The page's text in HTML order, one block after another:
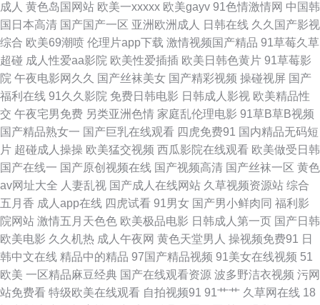
情深爱网 日本免费网站 天堂av影院 91抖音 AVAV变态 成人午夜伦理 国内自
拍97超碰 玖玖在线视频 日韩深夜视频 亚洲三级片另类 91激情网 99热香港
成人岛国网站 激情另类小说 欧美成人淫B网 深夜福利传媒精品 中日韩三级
片 欧美中文字 午夜少妇 91大神影音 av福利吧 东方av网 狠狠撸2016 欧美日
本www 色图专区区 性爱福利视频 91黑料福利网 97在线视频 韩国黄视频 美
女爆操 日韩色欧 亚洲狼人社区 91黄色片网站 大香蕉原网址 久草福利在线
欧美专区精品色 熟妇精品视频91 91次元网 白丝自慰网站91 黑丝AV天堂久
久 美女很黄免费 人人干人人爽 亚洲探花在线观看 97妻人人操 亚洲黄色官网
超碰在线视 久草作爱 探花国产综合在线 91极品反差 www狼友com 国产在线
成人 黄色岛国网站 欧美一xxxxx 欧美gayv 91色情激情网 中国韩
国日本高清 国产国产一区 亚洲欧洲成人 日韩在线 久久国产影视
综合 欧美69潮喷 伦理片app下载 激情视频国产精品 91草莓久草
超碰 成人性爱aa影院 欧美性爱插插 欧美日韩色黄片 91草莓影
院 午夜电影网久久 国产丝袜美女 国产精彩视频 操碰视屏 国产
福利在线 91久久影院 免费日韩电影 日韩成人影视 欧美精品性
交 午夜宅男免费 另类亚洲色情 家庭乱伦理电影 91草B草B视频
国产精品熟女一 国产巨乳在线观看 四虎免费91 国内精品无码短
片 超碰成人操操 欧美猛交视频 西瓜影院在线观看 欧美做受日韩
国产在线一 国产原创视频在线 国产视频高清 国产丝袜一区 黄色
av网址大全 人妻乱视 国产成人在线网站 久草视频资源站 综合
五月香 成人app在线 四虎试看 91男女 国产男小鲜肉同 福利影
院网站 激情五月天色色 欧美极品电影 日韩成人第一页 国产日韩
欧美电影 久久机热 成人午夜网 黄色天堂男人 操视频免费91 日
韩中文在线 精品中的精品 97国产精品视频 91美女在线视频 51
欧美 一区精品麻豆经典 国产在线观看资源 波多野洁衣视频 污网
站免费看 特级欧美在线观看 自拍视频91 91艹艹 久草网在线 18